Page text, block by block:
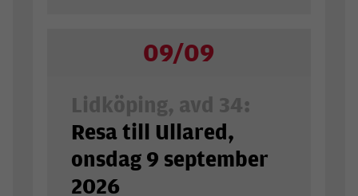
09/09
Lidköping, avd 34:
Resa till Ullared,
onsdag 9 september
2026